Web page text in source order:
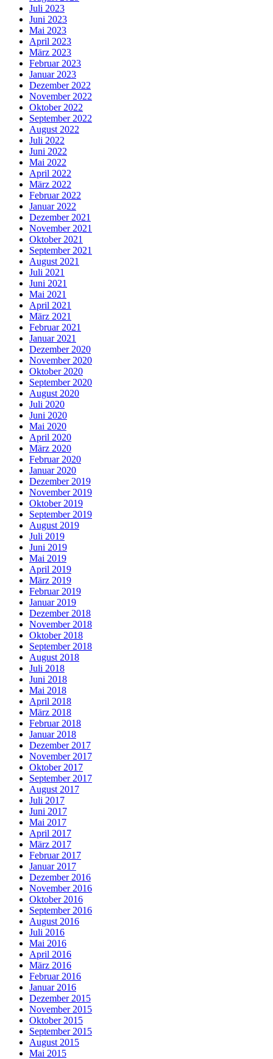
Juli 2023
Juni 2023
Mai 2023
April 2023
März 2023
Februar 2023
Januar 2023
Dezember 2022
November 2022
Oktober 2022
September 2022
August 2022
Juli 2022
Juni 2022
Mai 2022
April 2022
März 2022
Februar 2022
Januar 2022
Dezember 2021
November 2021
Oktober 2021
September 2021
August 2021
Juli 2021
Juni 2021
Mai 2021
April 2021
März 2021
Februar 2021
Januar 2021
Dezember 2020
November 2020
Oktober 2020
September 2020
August 2020
Juli 2020
Juni 2020
Mai 2020
April 2020
März 2020
Februar 2020
Januar 2020
Dezember 2019
November 2019
Oktober 2019
September 2019
August 2019
Juli 2019
Juni 2019
Mai 2019
April 2019
März 2019
Februar 2019
Januar 2019
Dezember 2018
November 2018
Oktober 2018
September 2018
August 2018
Juli 2018
Juni 2018
Mai 2018
April 2018
März 2018
Februar 2018
Januar 2018
Dezember 2017
November 2017
Oktober 2017
September 2017
August 2017
Juli 2017
Juni 2017
Mai 2017
April 2017
März 2017
Februar 2017
Januar 2017
Dezember 2016
November 2016
Oktober 2016
September 2016
August 2016
Juli 2016
Mai 2016
April 2016
März 2016
Februar 2016
Januar 2016
Dezember 2015
November 2015
Oktober 2015
September 2015
August 2015
Mai 2015